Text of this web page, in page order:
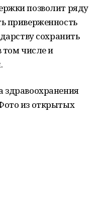
позволит ряду
приверженность
сохранить
числе и
здравоохранения
из открытых